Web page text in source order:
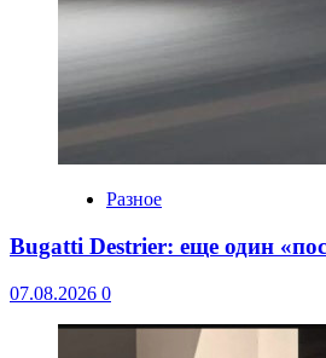
Разное
Bugatti Destrier: еще один
07.08.2026 0